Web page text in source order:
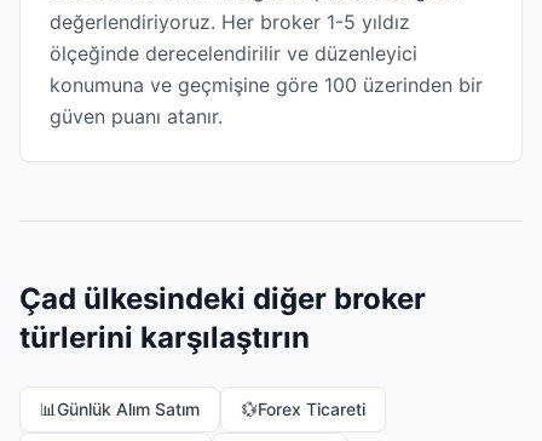
değerlendiriyoruz. Her broker 1-5 yıldız
ölçeğinde derecelendirilir ve düzenleyici
konumuna ve geçmişine göre 100 üzerinden bir
güven puanı atanır.
Çad ülkesindeki diğer broker
türlerini karşılaştırın
📊Günlük Alım Satım 💱Forex Ticareti